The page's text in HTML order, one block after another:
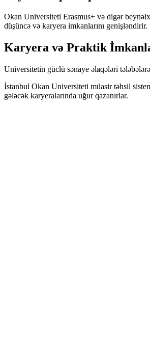
Okan Universiteti Erasmus+ və digər
düşüncə və karyera imkanlarını genişləndirir.
Karyera və Praktik
Universitetin güclü sənaye əlaqələri
İstanbul Okan Universiteti müasir təhsil
gələcək karyeralarında uğur qazanırlar.